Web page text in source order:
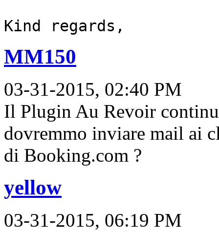
Kind regards,
MM150
03-31-2015, 02:40 PM
Il Plugin Au Revoir
dovremmo inviare mail ai
di Booking.com ?
yellow
03-31-2015, 06:19 PM